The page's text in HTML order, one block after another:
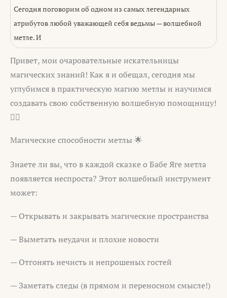
Сегодня поговорим об одном из самых легендарных
атрибутов любой уважающей себя ведьмы — волшебной
метле. И
Привет, мои очаровательные искательницы
магических знаний! Как я и обещал, сегодня мы
углубимся в практическую магию метлы и научимся
создавать свою собственную волшебную помощницу!
🧙‍♀️
Магические способности метлы 🌟
Знаете ли вы, что в каждой сказке о Бабе Яге метла
появляется неспроста? Этот волшебный инструмент
может:
— Открывать и закрывать магические пространства
— Выметать неудачи и плохие новости
— Отгонять нечисть и непрошеных гостей
— Заметать следы (в прямом и переносном смысле!)